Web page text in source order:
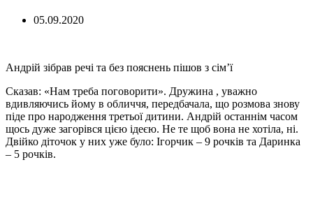
05.09.2020
Андрій зібрав речі та без пояснень пішов з сім’ї
Сказав: «Нам треба поговорити». Дружина , уважно
вдивляючись йому в обличчя, передбачала, що розмова знову
піде про народження третьої дитини. Андрій останнім часом
щось дуже загорівся цією ідеєю. Не те щоб вона не хотіла, ні.
Двійко діточок у них уже було: Ігорчик – 9 рочків та Даринка
– 5 рочків.